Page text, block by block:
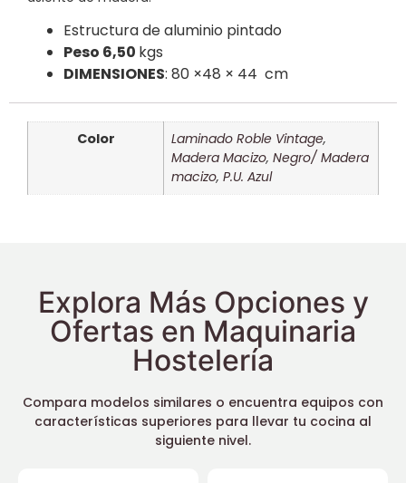
Estructura de aluminio pintado
Peso 6,50 kgs
DIMENSIONES: 80 ×48 × 44 cm
Color Laminado Roble Vintage,
Madera Macizo, Negro/ Madera
macizo, P.U. Azul
Explora Más Opciones y
Ofertas en Maquinaria
Hostelería
Compara modelos similares o encuentra equipos con
características superiores para llevar tu cocina al
siguiente nivel.